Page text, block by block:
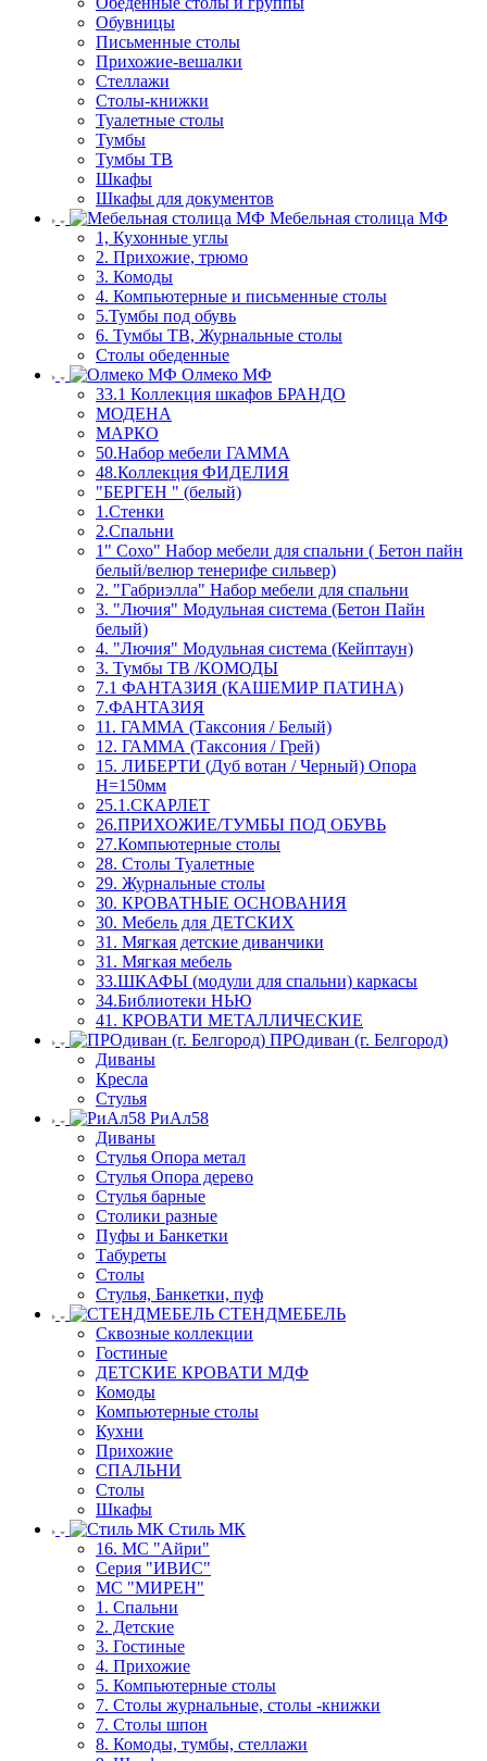
Обувницы
Письменные столы
Прихожие-вешалки
Стеллажи
Столы-книжки
Туалетные столы
Тумбы
Тумбы ТВ
Шкафы
Шкафы для документов
Мебельная столица МФ
1, Кухонные углы
2. Прихожие, трюмо
3. Комоды
4. Компьютерные и письменные столы
5.Тумбы под обувь
6. Тумбы ТВ, Журнальные столы
Столы обеденные
Олмеко МФ
33.1 Коллекция шкафов БРАНДО
МОДЕНА
МАРКО
50.Набор мебели ГАММА
48.Коллекция ФИДЕЛИЯ
"БЕРГЕН " (белый)
1.Стенки
2.Спальни
1" Сохо" Набор мебели для спальни ( Бетон пайн
белый/велюр тенерифе сильвер)
2. "Габриэлла" Набор мебели для спальни
3. "Лючия" Модульная система (Бетон Пайн
белый)
4. "Лючия" Модульная система (Кейптаун)
3. Тумбы ТВ /КОМОДЫ
7.1 ФАНТАЗИЯ (КАШЕМИР ПАТИНА)
7.ФАНТАЗИЯ
11. ГАММА (Таксония / Белый)
12. ГАММА (Таксония / Грей)
15. ЛИБЕРТИ (Дуб вотан / Черный) Опора
Н=150мм
25.1.СКАРЛЕТ
26.ПРИХОЖИЕ/ТУМБЫ ПОД ОБУВЬ
27.Компьютерные столы
28. Столы Туалетные
29. Журнальные столы
30. КРОВАТНЫЕ ОСНОВАНИЯ
30. Мебель для ДЕТСКИХ
31. Мягкая детские диванчики
31. Мягкая мебель
33.ШКАФЫ (модули для спальни) каркасы
34.Библиотеки НЬЮ
41. КРОВАТИ МЕТАЛЛИЧЕСКИЕ
ПРОдиван (г. Белгород)
Диваны
Кресла
Стулья
РиАл58
Диваны
Стулья Опора метал
Стулья Опора дерево
Стулья барные
Столики разные
Пуфы и Банкетки
Табуреты
Столы
Стулья, Банкетки, пуф
СТЕНДМЕБЕЛЬ
Сквозные коллекции
Гостиные
ДЕТСКИЕ КРОВАТИ МДФ
Комоды
Компьютерные столы
Кухни
Прихожие
СПАЛЬНИ
Столы
Шкафы
Стиль МК
16. МС "Айри"
Серия "ИВИС"
МС "МИРЕН"
1. Спальни
2. Детские
3. Гостиные
4. Прихожие
5. Компьютерные столы
7. Столы журнальные, столы -книжки
7. Столы шпон
8. Комоды, тумбы, стеллажи